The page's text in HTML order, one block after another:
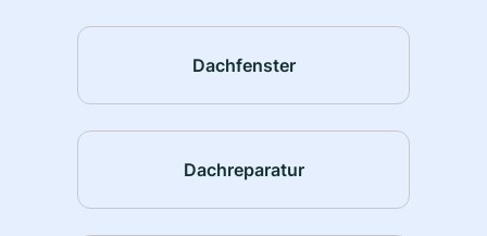
Dachfenster
Dachreparatur